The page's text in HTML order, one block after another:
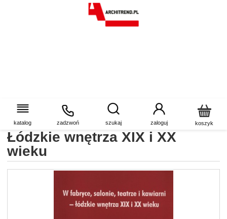
katalog zadzwoń szukaj zaloguj koszyk
Sztuka w Łodzi t.5 W fabryce,
salonie, teatrze i kawiarni.
Łódzkie wnętrza XIX i XX
wieku